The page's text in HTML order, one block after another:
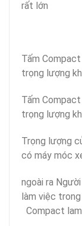
rất lớn
Tấm
trọng lượng
Tấm
trọng lượng
Trọng lượng
có máy móc
ngoài ra
làm việc
Compact